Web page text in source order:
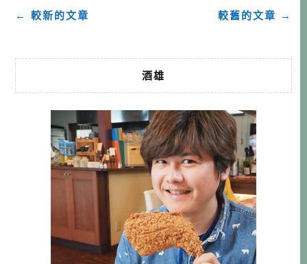
較舊的文章 →
← 較新的文章
酒雄